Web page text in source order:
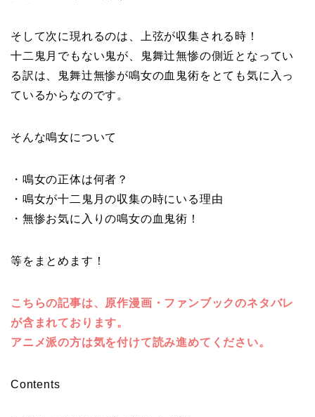
そして次に現れるのは、上弦が収集される時！
十二鬼月でもない鬼が、鬼舞辻無惨の側近となってい
る訳は、鬼舞辻無惨が鳴女の血鬼術をとても気に入っ
ているからなのです。
そんな鳴女について
・鳴女の正体は何者？
・鳴女が十二鬼月の収集の時にいる理由
・無惨お気に入りの鳴女の血鬼術！
等をまとめます！
こちらの記事は、原作漫画・ファンブックのネタバレ
が含まれております。
アニメ派の方は気を付けて読み進めてください。
Contents